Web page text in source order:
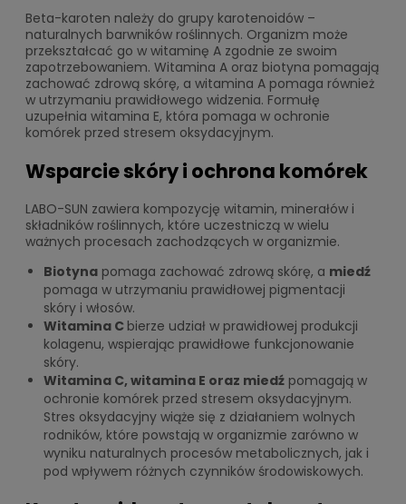
Beta-karoten należy do grupy karotenoidów –
naturalnych barwników roślinnych. Organizm może
przekształcać go w witaminę A zgodnie ze swoim
zapotrzebowaniem. Witamina A oraz biotyna pomagają
zachować zdrową skórę, a witamina A pomaga również
w utrzymaniu prawidłowego widzenia. Formułę
uzupełnia witamina E, która pomaga w ochronie
komórek przed stresem oksydacyjnym.
Wsparcie skóry i ochrona komórek
LABO-SUN zawiera kompozycję witamin, minerałów i
składników roślinnych, które uczestniczą w wielu
ważnych procesach zachodzących w organizmie.
Biotyna pomaga zachować zdrową skórę, a miedź
pomaga w utrzymaniu prawidłowej pigmentacji
skóry i włosów.
Witamina C bierze udział w prawidłowej produkcji
kolagenu, wspierając prawidłowe funkcjonowanie
skóry.
Witamina C, witamina E oraz miedź pomagają w
ochronie komórek przed stresem oksydacyjnym.
Stres oksydacyjny wiąże się z działaniem wolnych
rodników, które powstają w organizmie zarówno w
wyniku naturalnych procesów metabolicznych, jak i
pod wpływem różnych czynników środowiskowych.